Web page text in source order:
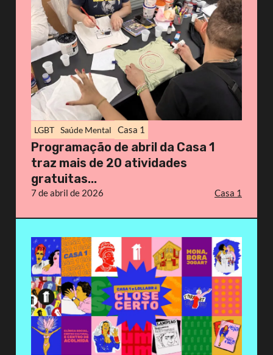
LGBT Saúde Mental Casa 1
Programação de abril da Casa 1
traz mais de 20 atividades
gratuitas...
7 de abril de 2026 Casa 1